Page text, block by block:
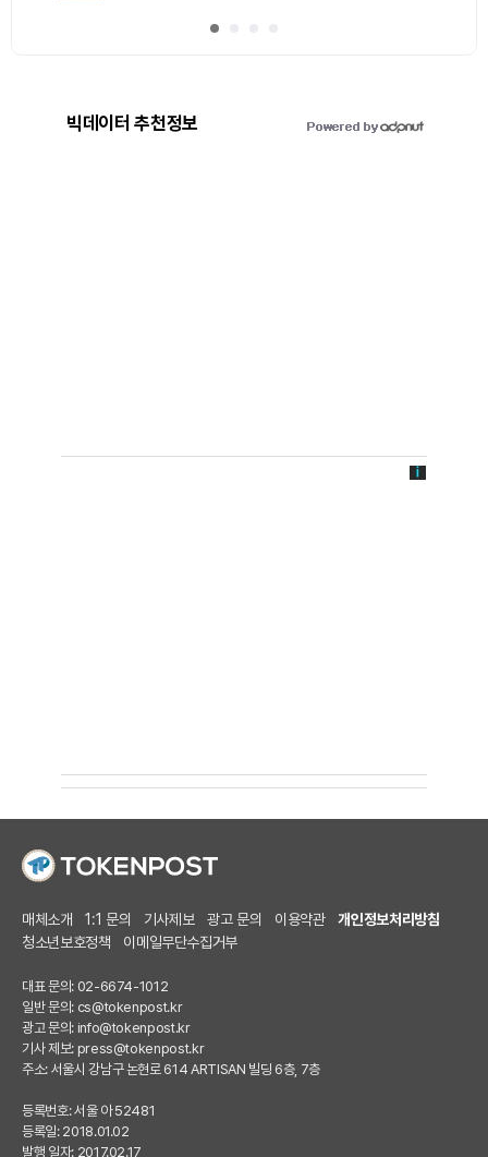
빅데이터 추천정보
매체소개 1:1 문의 기사제보 광고 문의 이용약관
개인정보처리방침
청소년보호정책
이메일무단수집거부
대표 문의: 02-6674-1012
일반 문의: cs@tokenpost.kr
광고 문의: info@tokenpost.kr
기사 제보: press@tokenpost.kr
주소: 서울시 강남구 논현로 614 ARTISAN 빌딩 6층, 7층
등록번호: 서울 아 52481
등록일: 2018.01.02
발행 일자: 2017.02.17